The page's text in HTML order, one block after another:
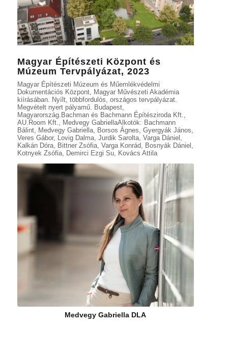
Magyar Építészeti Központ és
Múzeum Tervpályázat, 2023
Magyar Építészeti Múzeum és Műemlékvédelmi
Dokumentációs Központ, Magyar Művészeti Akadémia
kiírásában. Nyílt, többfordulós, országos tervpályázat.
Megvételt nyert pályamű. Budapest,
Magyarország.Bachman és Bachmann Építésziroda Kft.,
AU.Room Kft., Medvegy GabriellaAlkotók: Bachmann
Bálint, Medvegy Gabriella, Borsos Ágnes, Gyergyák János,
Veres Gábor, Lovig Dalma, Jurdik Sarolta, Varga Dániel,
Kalkán Dóra, Bittner Zsófia, Varga Konrád, Bosnyák Dániel,
Kotnyek Zsófia, Demirci Ezgi Su, Kovács Attila
Medvegy Gabriella DLA